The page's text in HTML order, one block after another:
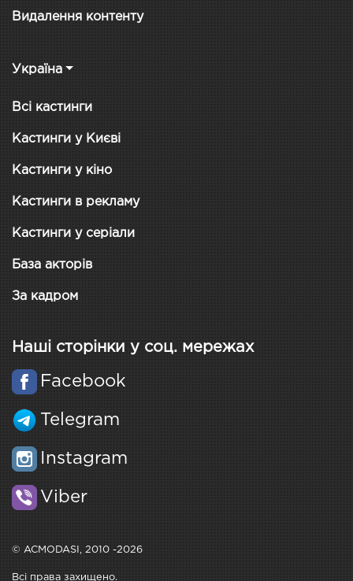
Видалення контенту
Україна
Всі кастинги
Кастинги у Києві
Кастинги у кіно
Кастинги в рекламу
Кастинги у серіали
База акторів
За кадром
Наші сторінки у соц. мережах
Facebook
Telegram
Instagram
Viber
© ACMODASI, 2010 -2026
Всі права захищено.